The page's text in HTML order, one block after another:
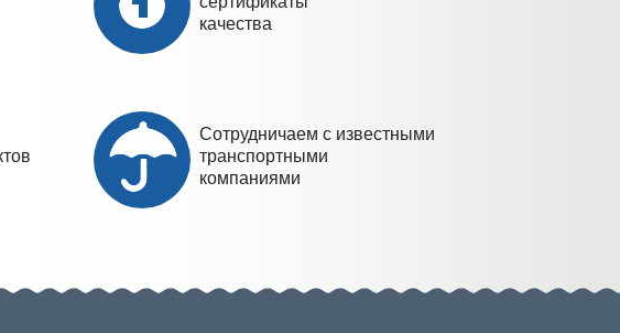
качества
Сотрудничаем с известными
транспортными
компаниями